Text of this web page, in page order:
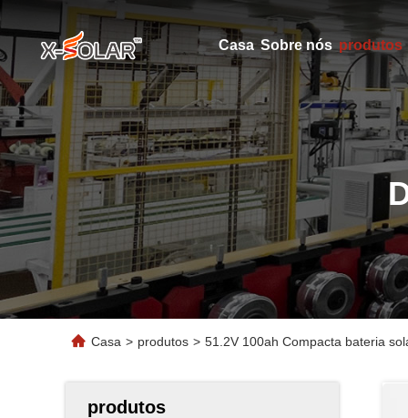
Casa Sobre nós produtos
Casa > produtos > 51.2V 100ah Compacta bateria
produtos